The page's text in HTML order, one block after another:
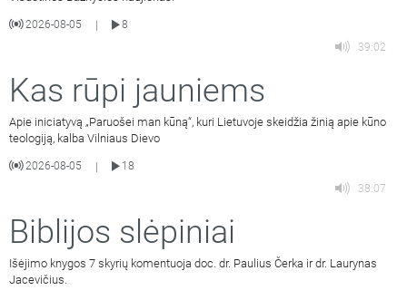
2026-08-05 |
8
39:02
Kas rūpi jauniems
Apie iniciatyvą „Paruošei man kūną“, kuri Lietuvoje skeidžia žinią apie kūno
teologiją, kalba Vilniaus Dievo
2026-08-05 |
18
38:07
Biblijos slėpiniai
Išėjimo knygos 7 skyrių komentuoja doc. dr. Paulius Čerka ir dr. Laurynas
Jacevičius.